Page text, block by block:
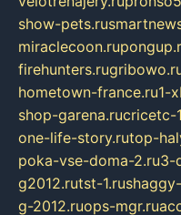
show-pets.ru
miraclecoon.ru
firehunters.ru
hometown-france.ru1-
shop-garena.rucricetc-
one-life-story.rutop-
poka-vse-doma-2.ru3-
g2012.rutst-1.ru
g-2012.ruops-mgr.ru